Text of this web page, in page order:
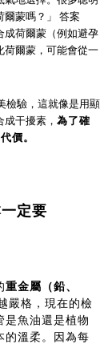
爾蒙嗎？」 答案
成荷爾蒙（例如避孕
荷爾蒙，可能會從一
檢驗，這就像是用顯
干擾素， 為了確
價。
定要
重金屬（鉛、
嚴格，現在的檢
是魚油還是植物
的溫柔。因為每